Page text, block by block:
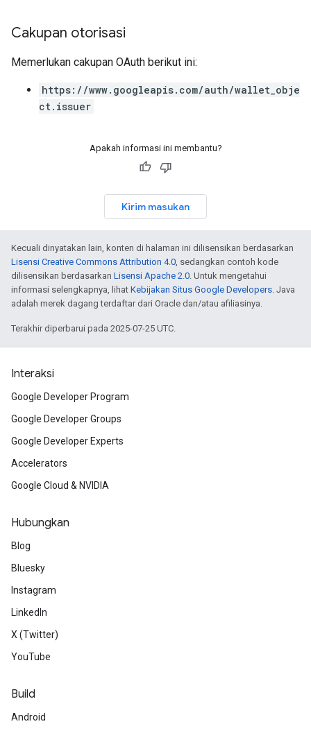
Cakupan otorisasi
Memerlukan cakupan OAuth berikut ini:
https://www.googleapis.com/auth/wallet_obje
ct.issuer
Apakah informasi ini membantu?
Kirim masukan
Kecuali dinyatakan lain, konten di halaman ini dilisensikan berdasarkan
Lisensi Creative Commons Attribution 4.0, sedangkan contoh kode
dilisensikan berdasarkan Lisensi Apache 2.0. Untuk mengetahui
informasi selengkapnya, lihat Kebijakan Situs Google Developers. Java
adalah merek dagang terdaftar dari Oracle dan/atau afiliasinya.
Terakhir diperbarui pada 2025-07-25 UTC.
Interaksi
Google Developer Program
Google Developer Groups
Google Developer Experts
Accelerators
Google Cloud & NVIDIA
Hubungkan
Blog
Bluesky
Instagram
LinkedIn
X (Twitter)
YouTube
Build
Android